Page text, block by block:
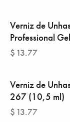
Verniz de
Professional
$ 13.77
Verniz de
267 (10,5 ml)
$ 13.77